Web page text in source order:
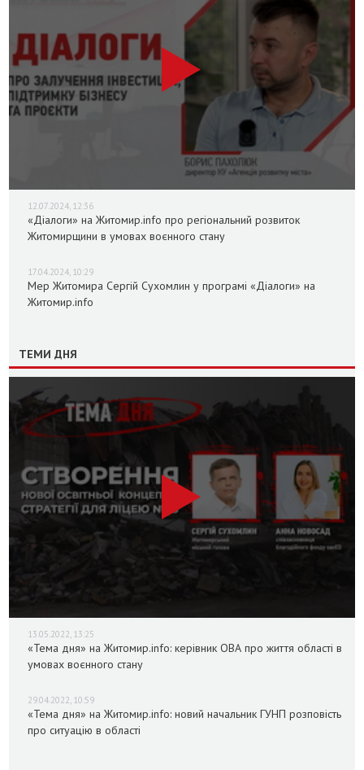
12.07.2024, 12:36
«Діалоги» на Житомир.info про регіональний розвиток
Житомирщини в умовах воєнного стану
17.04.2024, 10:29
Мер Житомира Сергій Сухомлин у програмі «Діалоги» на
Житомир.info
ТЕМИ ДНЯ
13.05.2022, 13:25
«Тема дня» на Житомир.info: керівник ОВА про життя області в
умовах воєнного стану
29.04.2022, 10:59
«Тема дня» на Житомир.info: новий начальник ГУНП розповість
про ситуацію в області